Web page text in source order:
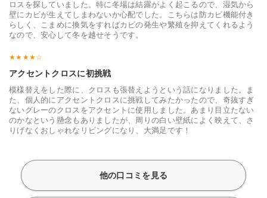
ロスを探していました。特に冬場は結露がよく起こるので、湿気から
壁にカビが生えてしまわないか心配でした。こちらは防カビ機能付き
らしく、こまめに換気をすればカビの発生や繁殖を抑えてくれるよう
なので、安心して冬を越せそうです。
アクセントクロスに初挑戦
模様替えをした際に、クロスも張替えようという話になりました。ま
た、個人的にアクセントクロスに挑戦してみたかったので、奇抜すぎ
ないグレーのクロスをアクセントに使用しました。あまり目立たない
のかなという懸念もありましたが、周りの白い壁紙によく映えて、さ
りげなくおしゃれなリビングになり、大満足です！
他の口コミを見る